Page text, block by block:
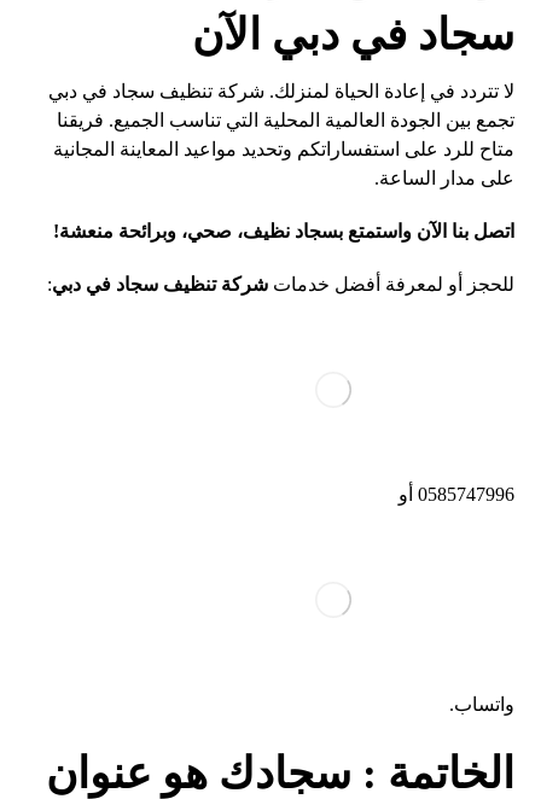
سجاد في دبي الآن
لا تتردد في إعادة الحياة لمنزلك. شركة تنظيف سجاد في دبي
تجمع بين الجودة العالمية المحلية التي تناسب الجميع. فريقنا
متاح للرد على استفساراتكم وتحديد مواعيد المعاينة المجانية
على مدار الساعة.
اتصل بنا الآن واستمتع بسجاد نظيف، صحي، وبرائحة منعشة!
للحجز أو لمعرفة أفضل خدماتشركة تنظيف سجاد في دبي:
0585747996 أو
واتساب.
الخاتمة : سجادك هو عنوان